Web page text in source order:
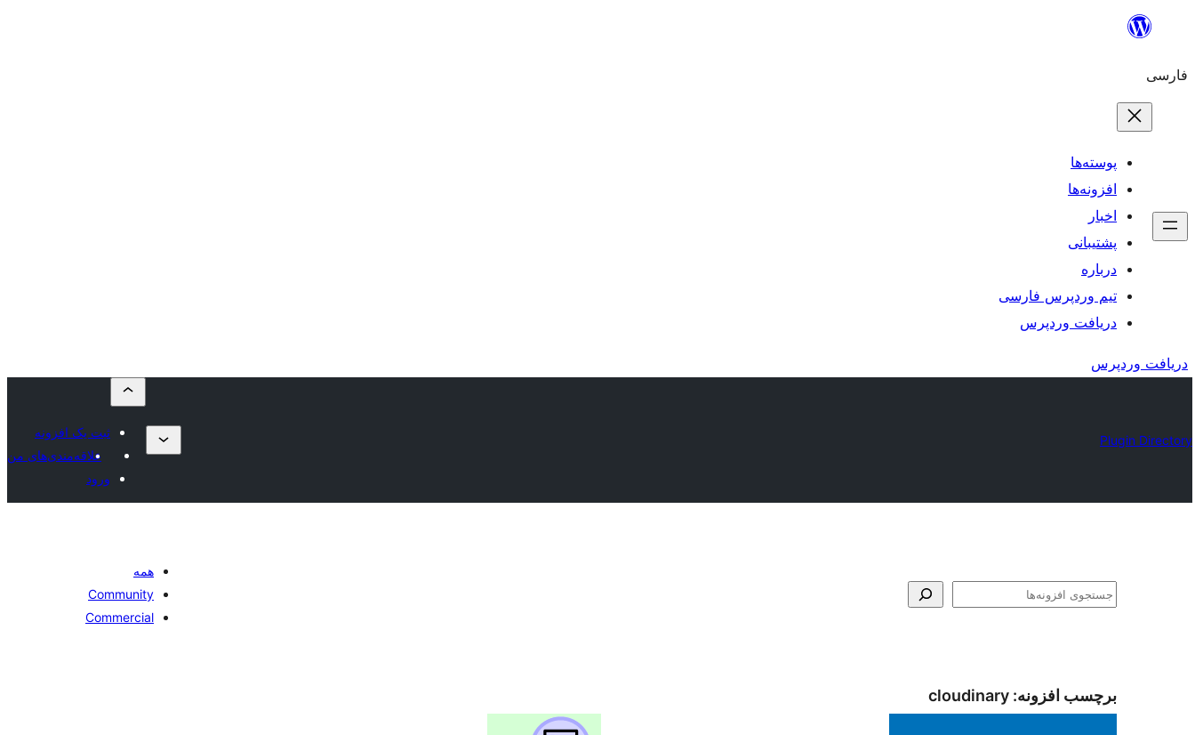
محتوا
فارسی
پوسته‌ها
افزونه‌ها
اخبار
پشتیبانی
درباره
تیم وردپرس فارسی
دریافت وردپرس
دریافت وردپرس
Plugin Directory
ثبت یک افزونه
علاقه‌مندی‌های من
ورود
جستجو
همه
Community
Commercial
برچسب افزونه: cloudinary